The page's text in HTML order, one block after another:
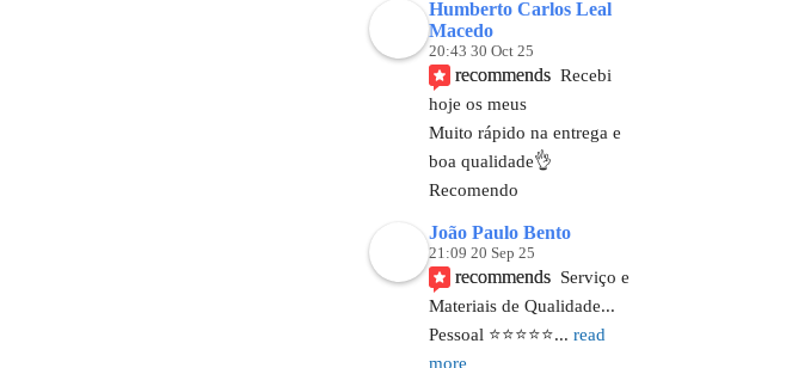
Humberto Carlos Leal
Macedo
20:43 30 Oct 25
recommends Recebi
hoje os meus
Muito rápido na entrega e
boa qualidade👌
Recomendo
João Paulo Bento
21:09 20 Sep 25
recommends Serviço e
Materiais de Qualidade...
Pessoal ⭐️⭐️⭐️⭐️⭐... read
more